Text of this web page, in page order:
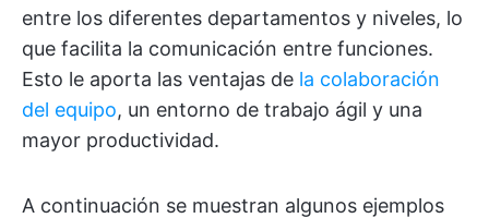
entre los diferentes departamentos y niveles, lo
que facilita la comunicación entre funciones.
Esto le aporta las ventajas de la colaboración
del equipo, un entorno de trabajo ágil y una
mayor productividad.
A continuación se muestran algunos ejemplos